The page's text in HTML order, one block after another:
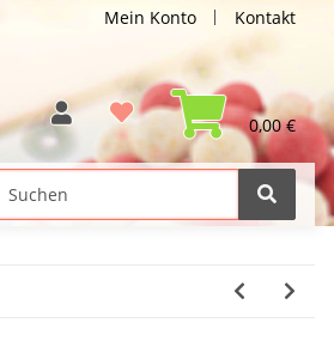
Mein Konto Kontakt
0,00 €
Versand-Info